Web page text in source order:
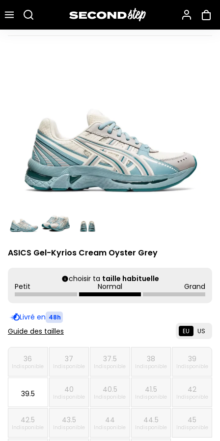
ASICS Gel-Kyrios Cream Oyster Grey
ASICS Gel-Kyrios Cream Oyster Grey
choisir ta taille habituelle
Petit
Normal Grand
Livré en 48h
Guide des tailles EU US
36
Indisponible
37
Indisponible
37.5
Indisponible
38
Indisponible
39
Indisponible
39.5 40
Indisponible
40.5
Indisponible
41.5
Indisponible
42
Indisponible
42.5
Indisponible
43.5
Indisponible
44
Indisponible
44.5
Indisponible
45
Indisponible